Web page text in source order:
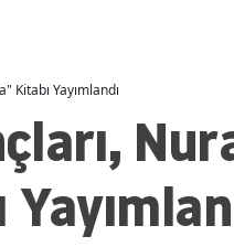
Yayımlandı